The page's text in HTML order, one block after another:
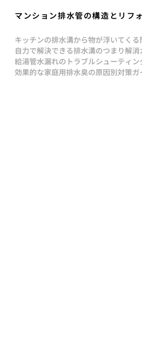
マンション排水管の構造とリフ
キッチンの排水溝から物が浮いてく
自力で解決できる排水溝のつまり解消
給湯管水漏れのトラブルシューティ
効果的な家庭用排水臭の原因別対策ガ